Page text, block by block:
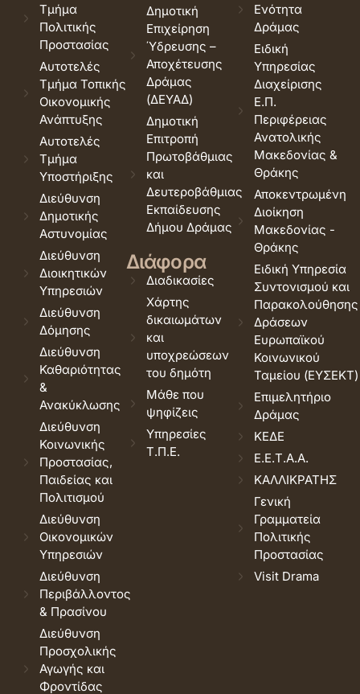
Τμήμα
Πολιτικής
Προστασίας
Αυτοτελές
Τμήμα Τοπικής
Οικονομικής
Ανάπτυξης
Αυτοτελές
Τμήμα
Υποστήριξης
Διεύθυνση
Δημοτικής
Αστυνομίας
Διεύθυνση
Διοικητικών
Υπηρεσιών
Διεύθυνση
Δόμησης
Διεύθυνση
Καθαριότητας
&
Ανακύκλωσης
Διεύθυνση
Κοινωνικής
Προστασίας,
Παιδείας και
Πολιτισμού
Διεύθυνση
Οικονομικών
Υπηρεσιών
Διεύθυνση
Περιβάλλοντος
& Πρασίνου
Διεύθυνση
Προσχολικής
Αγωγής και
Φροντίδας
Δημοτική
Επιχείρηση
Ύδρευσης –
Αποχέτευσης
Δράμας
(ΔΕΥΑΔ)
Δημοτική
Επιτροπή
Πρωτοβάθμιας
και
Δευτεροβάθμιας
Εκπαίδευσης
Δήμου Δράμας
Διάφορα
Διαδικασίες
Χάρτης
δικαιωμάτων
και
υποχρεώσεων
του δημότη
Μάθε που
ψηφίζεις
Υπηρεσίες
Τ.Π.Ε.
Ενότητα
Δράμας
Ειδική
Υπηρεσίας
Διαχείρισης
Ε.Π.
Περιφέρειας
Ανατολικής
Μακεδονίας &
Θράκης
Αποκεντρωμένη
Διοίκηση
Μακεδονίας -
Θράκης
Ειδική Υπηρεσία
Συντονισμού και
Παρακολούθησης
Δράσεων
Ευρωπαϊκού
Κοινωνικού
Ταμείου (ΕΥΣΕΚΤ)
Επιμελητήριο
Δράμας
ΚΕΔΕ
Ε.Ε.Τ.Α.Α.
ΚΑΛΛΙΚΡΑΤΗΣ
Γενική
Γραμματεία
Πολιτικής
Προστασίας
Visit Drama